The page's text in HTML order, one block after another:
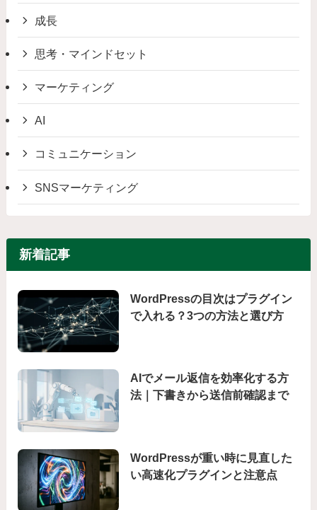
成長
思考・マインドセット
マーケティング
AI
コミュニケーション
SNSマーケティング
新着記事
WordPressの目次はプラグイン
で入れる？3つの方法と選び方
AIでメール返信を効率化する方
法｜下書きから送信前確認まで
WordPressが重い時に見直した
い高速化プラグインと注意点